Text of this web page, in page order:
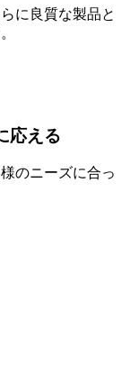
に良質な製品と
応える
のニーズに合っ